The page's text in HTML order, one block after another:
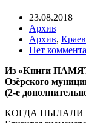
23.08.2018
Архив
Архив,
Нет
Из «Книги
Озёрского
(2-е
КОГДА ПЫЛАЛИ